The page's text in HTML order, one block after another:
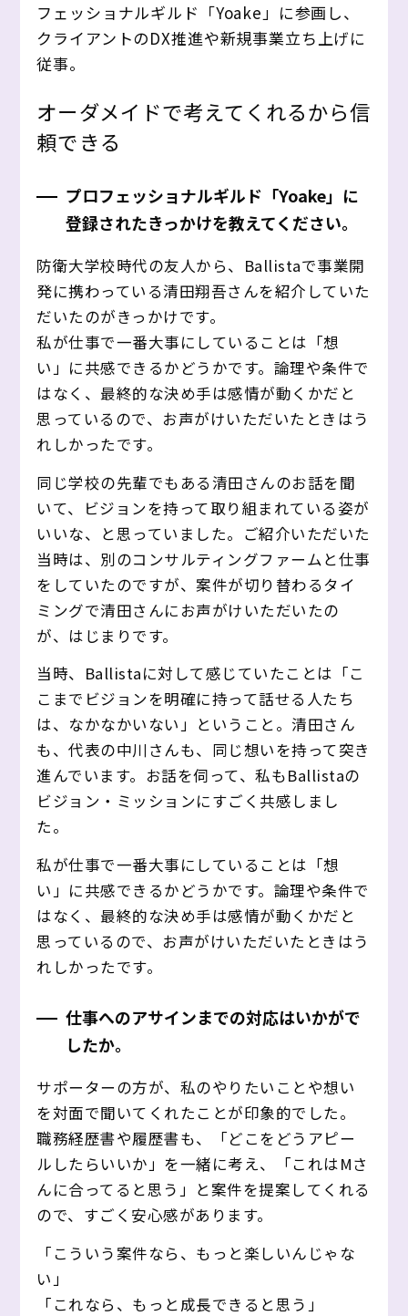
フェッショナルギルド「Yoake」に参画し、
クライアントのDX推進や新規事業立ち上げに
従事。
オーダメイドで考えてくれるから信
頼できる
プロフェッショナルギルド「Yoake」に
登録されたきっかけを教えてください。
防衛大学校時代の友人から、Ballistaで事業開
発に携わっている清田翔吾さんを紹介していた
だいたのがきっかけです。
私が仕事で一番大事にしていることは「想
い」に共感できるかどうかです。論理や条件で
はなく、最終的な決め手は感情が動くかだと
思っているので、お声がけいただいたときはう
れしかったです。
同じ学校の先輩でもある清田さんのお話を聞
いて、ビジョンを持って取り組まれている姿が
いいな、と思っていました。ご紹介いただいた
当時は、別のコンサルティングファームと仕事
をしていたのですが、案件が切り替わるタイ
ミングで清田さんにお声がけいただいたの
が、はじまりです。
当時、Ballistaに対して感じていたことは「こ
こまでビジョンを明確に持って話せる人たち
は、なかなかいない」ということ。清田さん
も、代表の中川さんも、同じ想いを持って突き
進んでいます。お話を伺って、私もBallistaの
ビジョン・ミッションにすごく共感しまし
た。
私が仕事で一番大事にしていることは「想
い」に共感できるかどうかです。論理や条件で
はなく、最終的な決め手は感情が動くかだと
思っているので、お声がけいただいたときはう
れしかったです。
仕事へのアサインまでの対応はいかがで
したか。
サポーターの方が、私のやりたいことや想い
を対面で聞いてくれたことが印象的でした。
職務経歴書や履歴書も、「どこをどうアピー
ルしたらいいか」を一緒に考え、「これはMさ
んに合ってると思う」と案件を提案してくれる
ので、すごく安心感があります。
「こういう案件なら、もっと楽しいんじゃな
い」
「これなら、もっと成長できると思う」